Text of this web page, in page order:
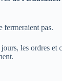
fermeraient pas.
les ordres et